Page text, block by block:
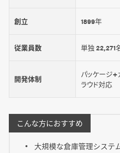
創立 1899年
従業員数 単独 22,271
開発体制
パッケージ+
ラウド対応
こんな方におすすめ
大規模な倉庫管理システ